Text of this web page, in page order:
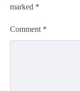
marked *
Comment *